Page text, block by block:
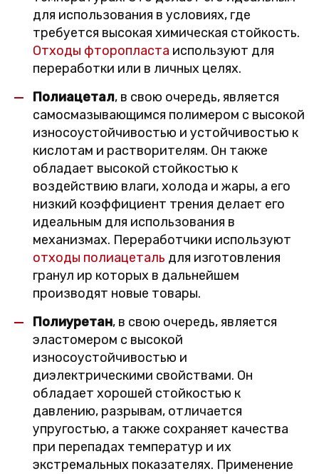
для использования в условиях, где
требуется высокая химическая стойкость.
Отходы фторопласта используют для
переработки или в личных целях.
Полиацетал, в свою очередь, является
самосмазывающимся полимером с высокой
износоустойчивостью и устойчивостью к
кислотам и растворителям. Он также
обладает высокой стойкостью к
воздействию влаги, холода и жары, а его
низкий коэффициент трения делает его
идеальным для использования в
механизмах. Переработчики используют
отходы полиацеталь для изготовления
гранул иp которых в дальнейшем
производят новые товары.
Полиуретан, в свою очередь, является
эластомером с высокой
износоустойчивостью и
диэлектрическими свойствами. Он
обладает хорошей стойкостью к
давлению, разрывам, отличается
упругостью, а также сохраняет качества
при перепадах температур и их
экстремальных показателях. Применение